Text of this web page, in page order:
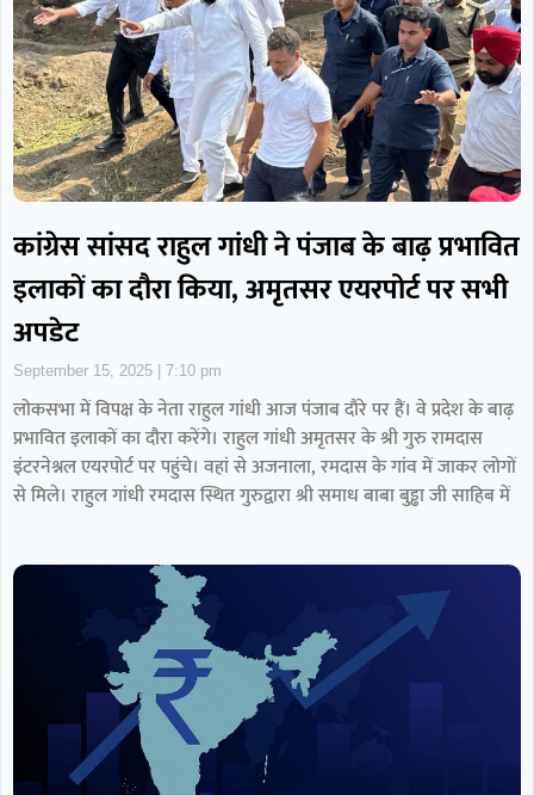
कांग्रेस सांसद राहुल गांधी ने पंजाब के बाढ़ प्रभावित
इलाकों का दौरा किया, अमृतसर एयरपोर्ट पर सभी
अपडेट
September 15, 2025 7:10 pm
लोकसभा में विपक्ष के नेता राहुल गांधी आज पंजाब दाैरे पर हैं। वे प्रदेश के बाढ़
प्रभावित इलाकों का दौरा करेंगे। राहुल गांधी अमृतसर के श्री गुरु रामदास
इंटरनेश्नल एयरपोर्ट पर पहुंचे। वहां से अजनाला, रमदास के गांव में जाकर लोगों
से मिले। राहुल गांधी रमदास स्थित गुरुद्वारा श्री समाध बाबा बुड्ढा जी साहिब में